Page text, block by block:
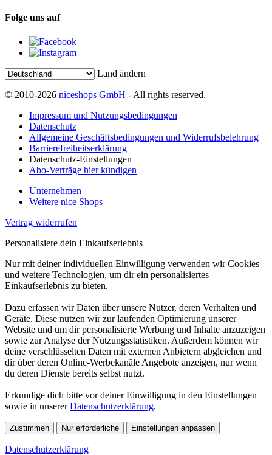
Folge uns auf
Land ändern
© 2010-2026 niceshops GmbH - All rights reserved.
Impressum und Nutzungsbedingungen
Datenschutz
Allgemeine Geschäftsbedingungen und Widerrufsbelehrung
Barrierefreiheitserklärung
Datenschutz-Einstellungen
Abo-Verträge hier kündigen
Unternehmen
Weitere nice Shops
Vertrag widerrufen
Personalisiere dein Einkaufserlebnis
Nur mit deiner individuellen Einwilligung verwenden wir Cookies
und weitere Technologien, um dir ein personalisiertes
Einkaufserlebnis zu bieten.
Dazu erfassen wir Daten über unsere Nutzer, deren Verhalten und
Geräte. Diese nutzen wir zur laufenden Optimierung unserer
Website und um dir personalisierte Werbung und Inhalte anzuzeigen
sowie zur Analyse der Nutzungsstatistiken. Außerdem können wir
deine verschlüsselten Daten mit externen Anbietern abgleichen und
dir über deren Online-Werbekanäle Angebote anzeigen, nur wenn
du deren Dienste bereits selbst nutzt.
Erkundige dich bitte vor deiner Einwilligung in den Einstellungen
sowie in unsererDatenschutzerklärung.
Zustimmen Nur erforderliche Einstellungen anpassen
Datenschutzerklärung